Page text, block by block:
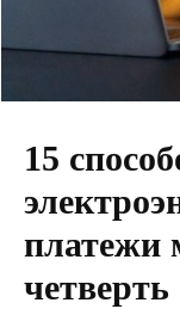
15
платежи
четверть